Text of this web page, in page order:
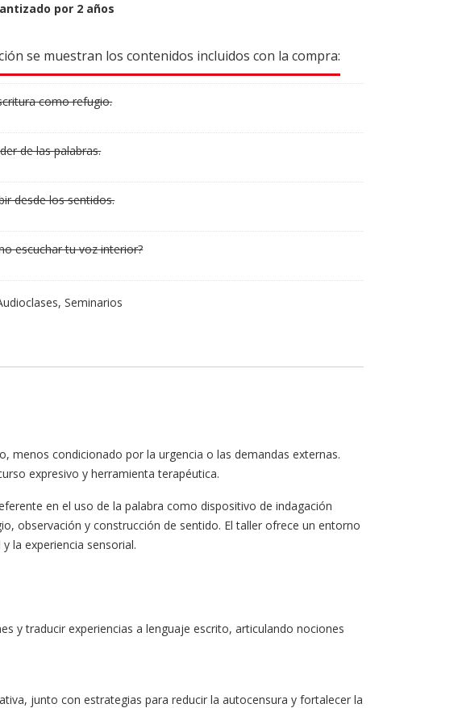
por 2 años
se muestran los contenidos incluidos con la compra:
como refugio.
de las palabras.
desde los sentidos.
escuchar tu voz interior?
,Seminarios
menos condicionado por la urgencia o las demandas externas.
expresivo y herramienta terapéutica.
en el uso de la palabra como dispositivo de indagación
observación y construcción de sentido. El taller ofrece un entorno
la experiencia sensorial.
y traducir experiencias a lenguaje escrito, articulando nociones
junto con estrategias para reducir la autocensura y fortalecer la